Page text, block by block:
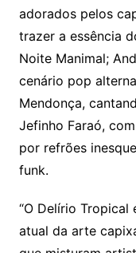
adorados pelos
trazer a essência
Noite Manimal;
cenário pop
Mendonça,
Jefinho Faraó,
por refrões
funk.
“O Delírio Tropical
atual da arte